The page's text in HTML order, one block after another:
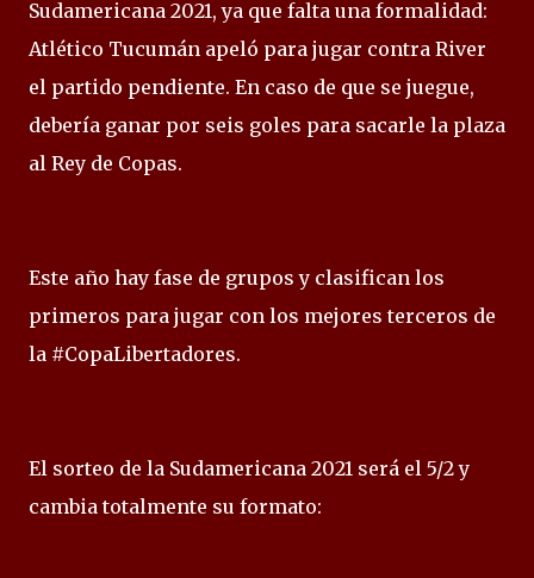
Sudamericana 2021, ya que falta una formalidad:
Atlético Tucumán apeló para jugar contra River
el partido pendiente. En caso de que se juegue,
debería ganar por seis goles para sacarle la plaza
al Rey de Copas.
Este año hay fase de grupos y clasifican los
primeros para jugar con los mejores terceros de
la #CopaLibertadores.
El sorteo de la Sudamericana 2021 será el 5/2 y
cambia totalmente su formato: